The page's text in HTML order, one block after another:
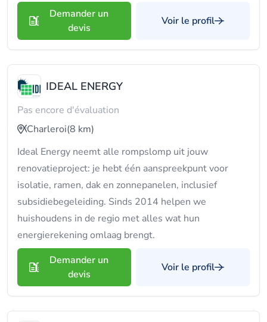
Demander un
devis
Voir le profil
IDEAL ENERGY
Pas encore d'évaluation
Charleroi(8 km)
Ideal Energy neemt alle rompslomp uit jouw
renovatieproject: je hebt één aanspreekpunt voor
isolatie, ramen, dak en zonnepanelen, inclusief
subsidiebegeleiding. Sinds 2014 helpen we
huishoudens in de regio met alles wat hun
energierekening omlaag brengt.
Demander un
devis
Voir le profil